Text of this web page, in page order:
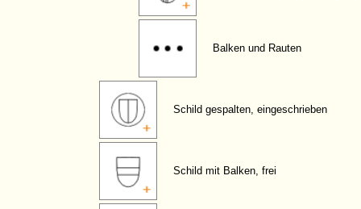
Balken und Rauten
Schild gespalten, eingeschrieben
Schild mit Balken, frei